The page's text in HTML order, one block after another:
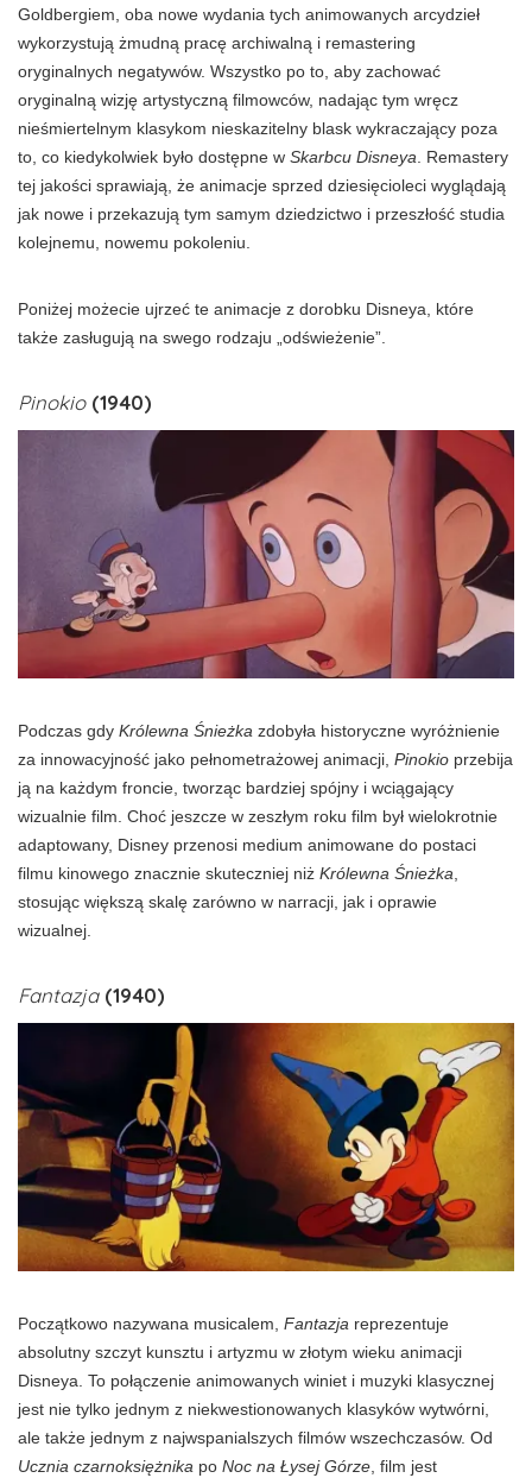
Goldbergiem, oba nowe wydania tych animowanych arcydzieł
wykorzystują żmudną pracę archiwalną i remastering
oryginalnych negatywów. Wszystko po to, aby zachować
oryginalną wizję artystyczną filmowców, nadając tym wręcz
nieśmiertelnym klasykom nieskazitelny blask wykraczający poza
to, co kiedykolwiek było dostępne w Skarbcu Disneya. Remastery
tej jakości sprawiają, że animacje sprzed dziesięcioleci wyglądają
jak nowe i przekazują tym samym dziedzictwo i przeszłość studia
kolejnemu, nowemu pokoleniu.
Poniżej możecie ujrzeć te animacje z dorobku Disneya, które
także zasługują na swego rodzaju „odświeżenie”.
Pinokio(1940)
Podczas gdy Królewna Śnieżka zdobyła historyczne wyróżnienie
za innowacyjność jako pełnometrażowej animacji, Pinokio przebija
ją na każdym froncie, tworząc bardziej spójny i wciągający
wizualnie film. Choć jeszcze w zeszłym roku film był wielokrotnie
adaptowany, Disney przenosi medium animowane do postaci
filmu kinowego znacznie skuteczniej niż Królewna Śnieżka,
stosując większą skalę zarówno w narracji, jak i oprawie
wizualnej.
Fantazja(1940)
Początkowo nazywana musicalem, Fantazja reprezentuje
absolutny szczyt kunsztu i artyzmu w złotym wieku animacji
Disneya. To połączenie animowanych winiet i muzyki klasycznej
jest nie tylko jednym z niekwestionowanych klasyków wytwórni,
ale także jednym z najwspanialszych filmów wszechczasów. Od
Ucznia czarnoksiężnika po Noc na Łysej Górze, film jest